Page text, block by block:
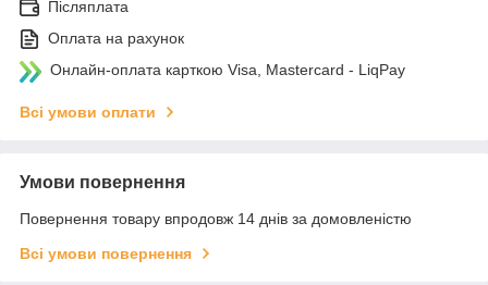
Післяплата
Оплата на рахунок
Онлайн-оплата карткою Visa, Mastercard - LiqPay
Всі умови оплати
Умови повернення
Повернення товару впродовж 14 днів за домовленістю
Всі умови повернення